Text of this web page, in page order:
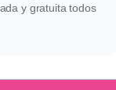
y gratuita todos